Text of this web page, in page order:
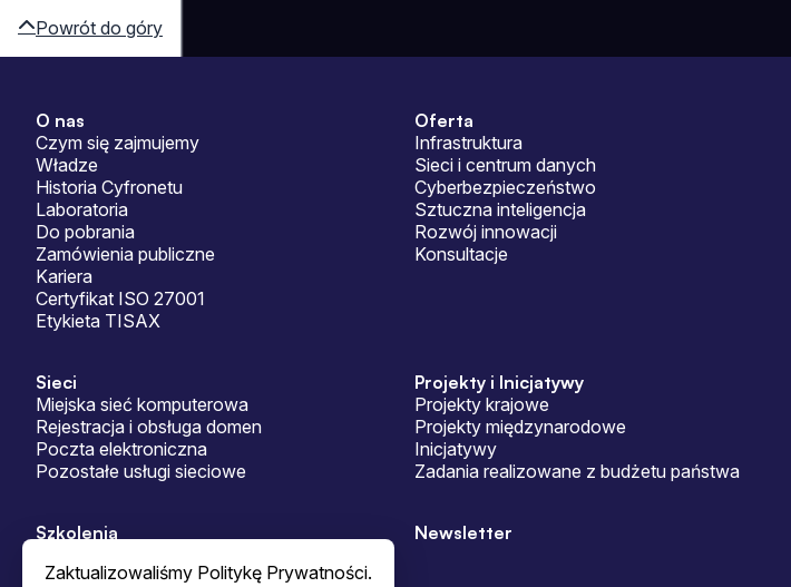
Zaktualizowaliśmy Politykę Prywatności.
Powrót do góry
Sitemap
O nas
Czym się zajmujemy
Władze
Historia Cyfronetu
Laboratoria
Do pobrania
Zamówienia publiczne
Kariera
Certyfikat ISO 27001
Etykieta TISAX
Oferta
Infrastruktura
Sieci i centrum danych
Cyberbezpieczeństwo
Sztuczna inteligencja
Rozwój innowacji
Konsultacje
Sieci
Miejska sieć komputerowa
Rejestracja i obsługa domen
Poczta elektroniczna
Pozostałe usługi sieciowe
Projekty i Inicjatywy
Projekty krajowe
Projekty międzynarodowe
Inicjatywy
Zadania realizowane z budżetu państwa
Szkolenia Newsletter